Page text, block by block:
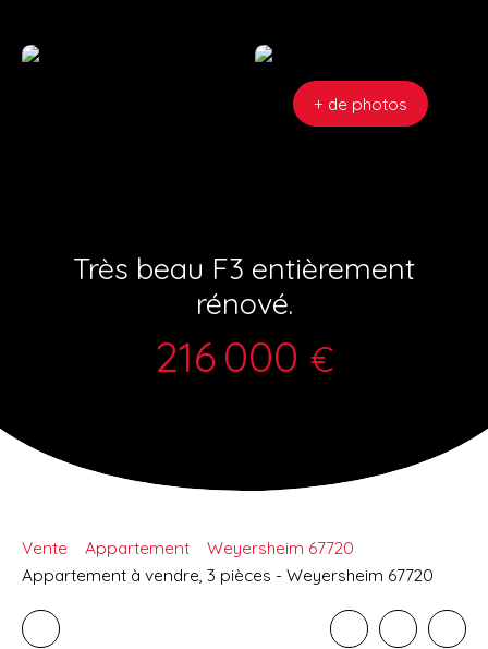
+ de photos
Très beau F3 entièrement
rénové.
216 000 €
Vente Appartement
Weyersheim 67720
Appartement à vendre, 3 pièces - Weyersheim 67720